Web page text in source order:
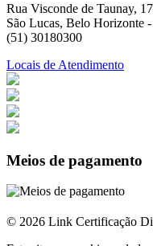
Rua Visconde de Taunay,
São Lucas, Belo Horizonte
(51) 30180300
Locais de Atendimento
Meios de pagamento
© 2026 Link Certificação